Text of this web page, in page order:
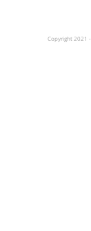
Copyright 2021